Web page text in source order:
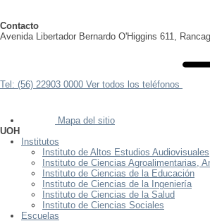
Contacto
Avenida Libertador Bernardo O'Higgins 611,
Tel: (56) 22903 0000 Ver todos los teléfonos
Mapa del sitio
UOH
Institutos
Instituto de Altos Estudios Audiovisuales
Instituto de Ciencias Agroalimentarias,
Instituto de Ciencias de la Educación
Instituto de Ciencias de la Ingeniería
Instituto de Ciencias de la Salud
Instituto de Ciencias Sociales
Escuelas